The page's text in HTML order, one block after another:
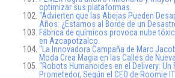
optimizar sus plataformas.
“Advierten que las Abejas Pueden
Años: ¿Estamos al Borde de un
Fábrica de químicos provoca nube
en Azcapotzalco.
“La Innovadora Campaña de Marc
Moda Crea Magia en las Calles de
“Robots Humanoides en el Delivery: Un
Prometedor, Según el CEO de Roomie